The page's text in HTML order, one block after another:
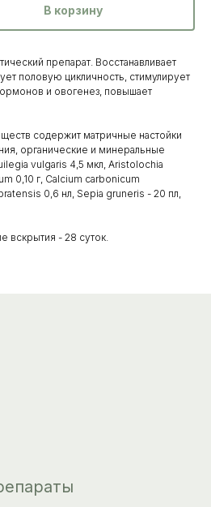
В корзину
препарат. Восстанавливает
половую цикличность, стимулирует
и овогенез, повышает
содержит матричные настойки
органические и минеральные
vulgaris 4,5 мкл, Aristolochia
0,10 г, Calcium carbonicum
0,6 нл, Sepia gruneris - 20 пл,
вскрытия - 28 суток.